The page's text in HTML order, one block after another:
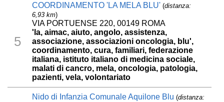
5
COORDINAMENTO 'LA MELA BLU' (distanza:
6,93 km)
VIA PORTUENSE 220, 00149 ROMA
'la, aimac, aiuto, angolo, assistenza,
associazione, associazioni oncologia, blu',
coordinamento, cura, familiari, federazione
italiana, istituto italiano di medicina sociale,
malati di cancro, mela, oncologia, patologia,
pazienti, vela, volontariato
Nido di Infanzia Comunale Aquilone Blu (distanza: